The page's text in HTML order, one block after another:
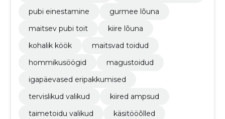
pubi einestamine
gurmee lõuna
maitsev pubi toit
kiire lõuna
kohalik köök
maitsvad toidud
hommikusöögid
magustoidud
igapäevased eripakkumised
tervislikud valikud
kiired ampsud
taimetoidu valikud
käsitööõlled